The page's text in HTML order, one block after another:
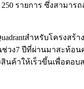
รายการ ซึ่งสามารถ
สำหรับโครงส
ง7 ปีที่ผ่านมาสะท้อน
นค้าให้เร็วขึ้นเพื่อตอ